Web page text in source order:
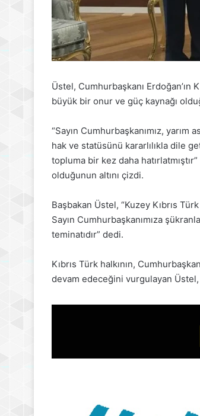
Üstel, Cumhurbaşkanı Erdoğan’ın
büyük bir onur ve güç kaynağı
“Sayın Cumhurbaşkanımız, yarım
hak ve statüsünü kararlılıkla dile
topluma bir kez daha
olduğunun altını çizdi.
Başbakan Üstel, “Kuzey Kıbrıs
Sayın Cumhurbaşkanımıza
teminatıdır” dedi.
Kıbrıs Türk halkının,
devam edeceğini vurgulayan